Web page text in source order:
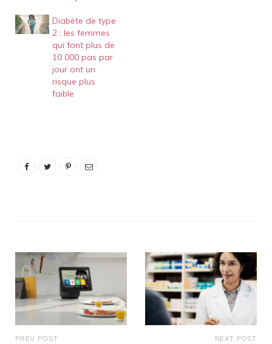
Diabète de type
2 : les femmes
qui font plus de
10 000 pas par
jour ont un
risque plus
faible
PREV POST NEXT POST